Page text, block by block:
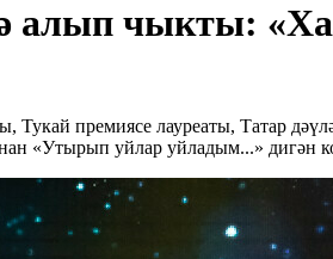
алып чыкты:
Тукай премиясе лауреаты, Татар
«Утырып уйлар уйладым...» дигән